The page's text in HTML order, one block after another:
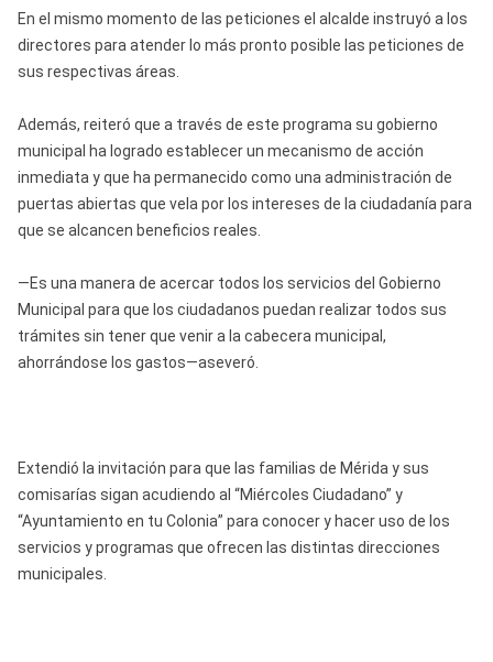
En el mismo momento de las peticiones el alcalde instruyó a los
directores para atender lo más pronto posible las peticiones de
sus respectivas áreas.
Además, reiteró que a través de este programa su gobierno
municipal ha logrado establecer un mecanismo de acción
inmediata y que ha permanecido como una administración de
puertas abiertas que vela por los intereses de la ciudadanía para
que se alcancen beneficios reales.
—Es una manera de acercar todos los servicios del Gobierno
Municipal para que los ciudadanos puedan realizar todos sus
trámites sin tener que venir a la cabecera municipal,
ahorrándose los gastos—aseveró.
Extendió la invitación para que las familias de Mérida y sus
comisarías sigan acudiendo al “Miércoles Ciudadano” y
“Ayuntamiento en tu Colonia” para conocer y hacer uso de los
servicios y programas que ofrecen las distintas direcciones
municipales.